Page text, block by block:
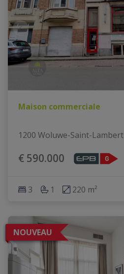
Maison commerciale
1200 Woluwe-Saint-Lambert
€ 590.000
3 1 220 m²
NOUVEAU